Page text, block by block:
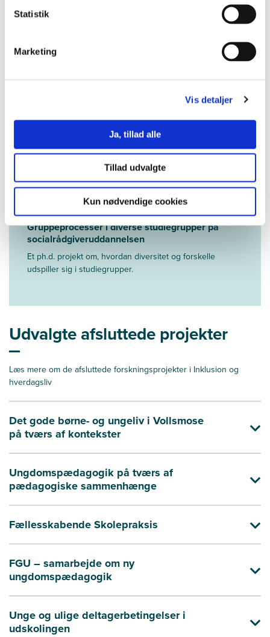
Statistik
Marketing
Vis detaljer
Ja, tillad alle
Tillad udvalgte
Kun nødvendige cookies
Faciliteret gaming som fællesskabende aktivitet
for elever i udsatte positioner
specialskole
Fremskudte socialrådgiveres rolle i folkeskolen
Et ph.d. projekt om tidlig indsats i forhold til børn, der
vækker bekymring i skolen
Gruppeprocesser i diverse studiegrupper på
socialrådgiveruddannelsen
Et ph.d. projekt om, hvordan diversitet og forskelle
udspiller sig i studiegrupper.
Udvalgte afsluttede projekter
Læs mere om de afsluttede forskningsprojekter i Inklusion og
hverdagsliv
Det gode børne- og ungeliv i Vollsmose
på tværs af kontekster
Ungdomspædagogik på tværs af
pædagogiske sammenhænge
Fællesskabende Skolepraksis
FGU – samarbejde om ny
ungdomspædagogik
Unge og ulige deltagerbetingelser i
udskolingen